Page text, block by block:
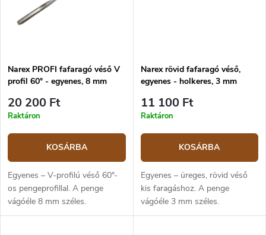
Narex PROFI fafaragó véső V
profil 60° - egyenes, 8 mm
20 200 Ft
Raktáron
KOSÁRBA
Egyenes – V-profilú véső 60°-
os pengeprofillal. A penge
vágóéle 8 mm széles.
Narex rövid fafaragó véső,
egyenes - holkeres, 3 mm
11 100 Ft
Raktáron
KOSÁRBA
Egyenes – üreges, rövid véső
kis faragáshoz. A penge
vágóéle 3 mm széles.